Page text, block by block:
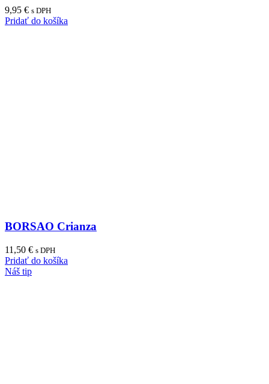
9,95 € s DPH
Pridať do košíka
BORSAO Crianza
11,50 € s DPH
Pridať do košíka
Náš tip